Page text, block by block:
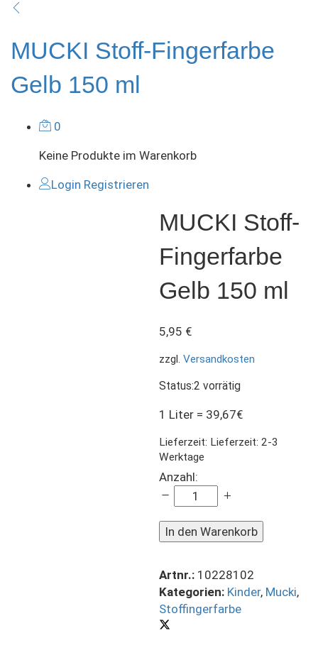
MUCKI Stoff-Fingerfarbe
Gelb 150 ml
0
Keine Produkte im Warenkorb
Login Registrieren
MUCKI Stoff-
Fingerfarbe
Gelb 150 ml
5,95 €
zzgl. Versandkosten
Status:2 vorrätig
1 Liter = 39,67€
Lieferzeit: Lieferzeit: 2-3
Werktage
MUCKI
Stoff-
Fingerfarbe
Gelb
150
quantity
Anzahl:
In den Warenkorb
Artnr.: 10228102
Kategorien: Kinder, Mucki,
Stoffingerfarbe